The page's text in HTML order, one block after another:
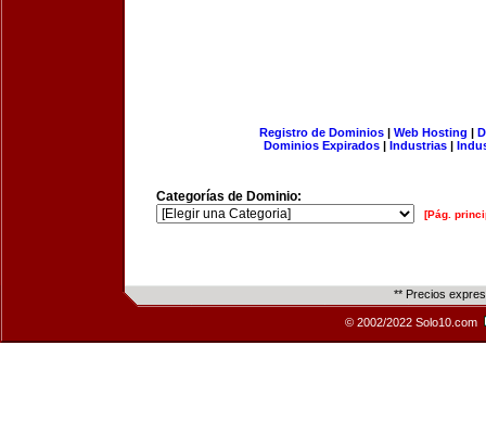
Registro de Dominios| Web Hosting |
Dominios Expirados | Industrias |
Categorías de Dominio:
[Pág.
** Precios
© 2002/2022 Solo10.com